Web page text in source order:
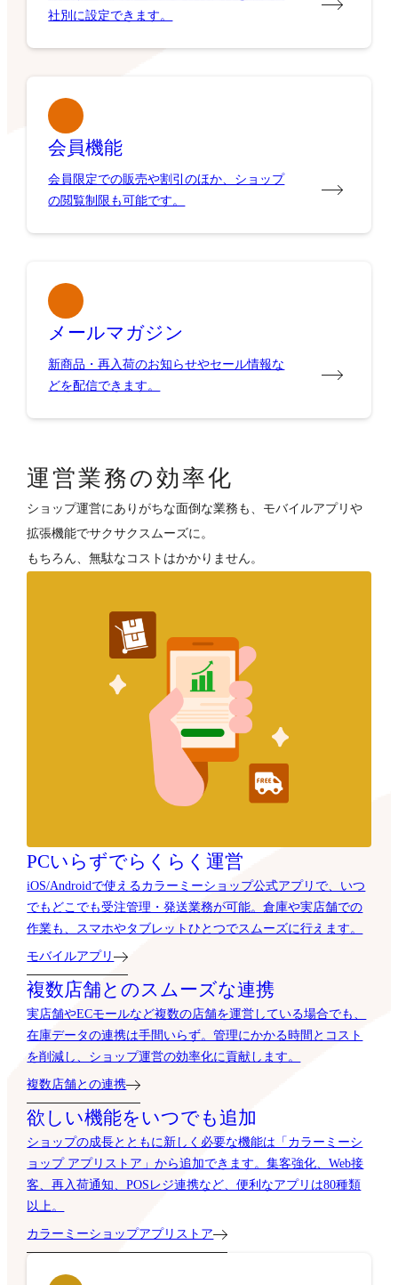
社別に設定できます。
会員機能
会員限定での販売や割引のほか、ショップ
の閲覧制限も可能です。
メールマガジン
新商品・再入荷のお知らせやセール情報な
どを配信できます。
運営業務の効率化
ショップ運営にありがちな面倒な業務も、モバイルアプリや
拡張機能でサクサクスムーズに。
もちろん、無駄なコストはかかりません。
PCいらずでらくらく運営
iOS/Androidで使えるカラーミーショップ公式アプリで、いつ
でもどこでも受注管理・発送業務が可能。倉庫や実店舗での
作業も、スマホやタブレットひとつでスムーズに行えます。
モバイルアプリ
複数店舗とのスムーズな連携
実店舗やECモールなど複数の店舗を運営している場合でも、
在庫データの連携は手間いらず。管理にかかる時間とコスト
を削減し、ショップ運営の効率化に貢献します。
複数店舗との連携
欲しい機能をいつでも追加
ショップの成長とともに新しく必要な機能は「カラーミーシ
ョップ アプリストア」から追加できます。集客強化、Web接
客、再入荷通知、POSレジ連携など、便利なアプリは80種類
以上。
カラーミーショップアプリストア